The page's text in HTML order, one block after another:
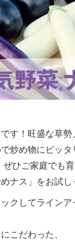
す！旺盛な草
炒め物にピッ
ひご家庭でも
ナス」をお試し
クしてラインア
こだわった、